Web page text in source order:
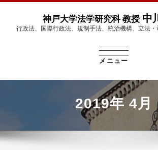
神戸大学法学研究科 教授中
行政法、国際行政法、規制手法、統治機構、立法
ナ
ビ
ー
シ
ョ
メニュー
2019年 4月